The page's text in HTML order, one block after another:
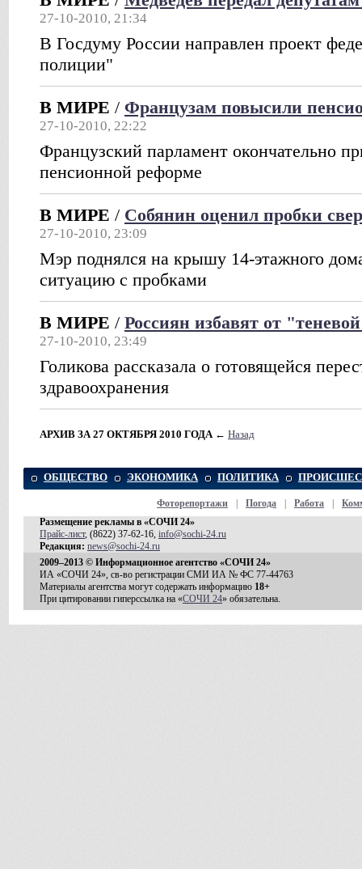
27-10-2010, 21:34
В Госдуму России направлен проект
полиции"
В МИРЕ / Французам повысили
27-10-2010, 22:22
Французский парламент окончательно
пенсионной реформе
В МИРЕ / Собянин оценил пробки
27-10-2010, 23:09
Мэр поднялся на крышу 14-этажного
ситуацию с пробками
В МИРЕ / Россиян избавят от
27-10-2010, 23:49
Голикова рассказала о готовящейся
здравоохранения
АРХИВ ЗА 27 ОКТЯБРЯ 2010 ГОДА ← Назад
ОБЩЕСТВО ЭКОНОМИКА ПОЛИТИКА
Фоторепортажи Погода Работа
Размещение рекламы в «СОЧИ 24»
Прайс-лист, (8622) 37-62-16, info@sochi-24.ru
Редакция: news@sochi-24.ru
2009–2013 © Информационное агентство «СОЧИ 24»
ИА «СОЧИ 24», св-во регистрации СМИ ИА № ФС 77-44763
Материалы агентства могут содержать информацию 18+
При цитировании гиперссылка на «СОЧИ 24» обязательна.